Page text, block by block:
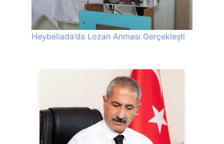
Heybeliada’da Lozan Anması Gerçekleşti